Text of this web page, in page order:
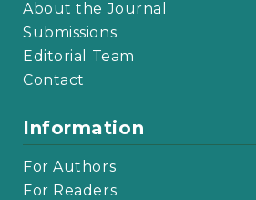
About the Journal
Submissions
Editorial Team
Contact
Information
For Authors
For Readers